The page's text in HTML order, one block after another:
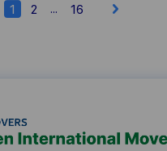
1 2 ... 16